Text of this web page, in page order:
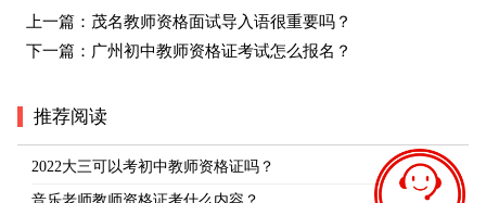
上一篇： 茂名教师资格面试导入语很重要吗？
下一篇： 广州初中教师资格证考试怎么报名？
推荐阅读
2022大三可以考初中教师资格证吗？